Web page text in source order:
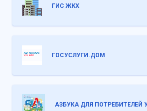
ГИС ЖКХ
ГОСУСЛУГИ.ДОМ
АЗБУКА ДЛЯ ПОТРЕБИТЕЛЕЙ